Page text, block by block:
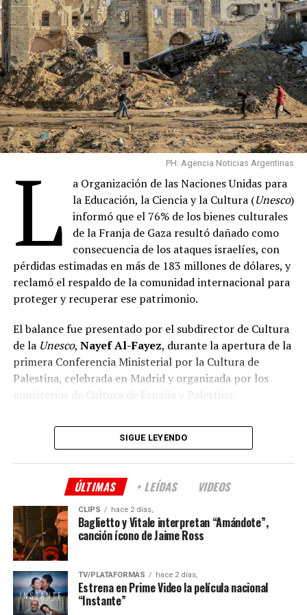
Comparte esto:
En 1963 alcanzó el reconocimiento mundial con su
interpretación de “The Pink Panther Theme”, la
composición deHenry Mancinicreada para la película
“La Pantera Rosa”. Aquel solo de saxo terminó
convirtiéndose en una de las melodías más reconocibles
de la historia.
Si bien el artista no tiene premios en su nombre, el
soundtrack de “La Pantera Rosa” ganó tres premios
Grammy, fue nominado al Oscar a la mejor banda sonora
original y es parte de las partituras cinematográficas
más importantes de la historia, de acuerdo con el
Instituto Americano del Cine.
En una larga trayectoria musical de más de siete
Johnsoncolaboró con grandes figuras del jazz,
comoFrank Sinatra,B.B. King,Johnny Otis,Barbra
Streisand, Marvin GayeyNat King Cole, entre
muchos otros.
Comparte esto:
PH: Agencia Noticias Argentinas
L
a Organización de las Naciones Unidas para
la Educación, la Ciencia y la Cultura (Unesco)
informó que el 76% de los bienes culturales
de la Franja de Gaza resultó dañado como
consecuencia de los ataques israelíes, con
pérdidas estimadas en más de 183 millones de dólares, y
reclamó el respaldo de la comunidad internacional para
proteger y recuperar ese patrimonio.
El balance fue presentado por el subdirector de Cultura
de la Unesco, Nayef Al-Fayez, durante la apertura de la
primera Conferencia Ministerial por la Cultura de
Palestina, celebrada en Madrid y organizada por los
ministerios de Cultura de España y Palestina.
Según explicó el funcionario, la organización verificó
daños en 164 sitios culturales mediante el análisis de
terreno durante el alto el fuego de octubre de 2025,
cuando las condiciones de seguridad permitieron el
acceso. Entre los bienes afectados figuran edificios
históricos, monumentos, museos, sitios arqueológicos,
inmuebles religiosos y depósitos de bienes culturales.
Al-Fayezseñaló que laUnescotrabaja junto al
Ministerio de Cultura palestino para afrontar el impacto
inmediato del conflicto sobre el sector cultural y
SIGUE LEYENDO
ÚLTIMAS + LEÍDAS VIDEOS
CLIPS hace 2 días,
Baglietto y Vitale interpretan “Amándote”,
canción ícono de Jaime Ross
TV/PLATAFORMAS hace 2 días,
Estrena en Prime Video la película nacional
“Instante”